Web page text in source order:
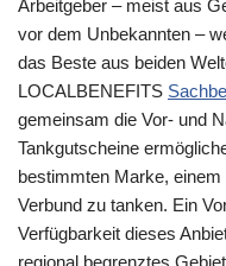
Arbeitgeber – meist aus
vor dem Unbekannten –
das Beste aus beiden
LOCALBENEFITS
gemeinsam die Vor- und
Tankgutscheine
bestimmten Marke,
Verbund zu tanken. Ein
Verfügbarkeit dieses
regional begrenztes